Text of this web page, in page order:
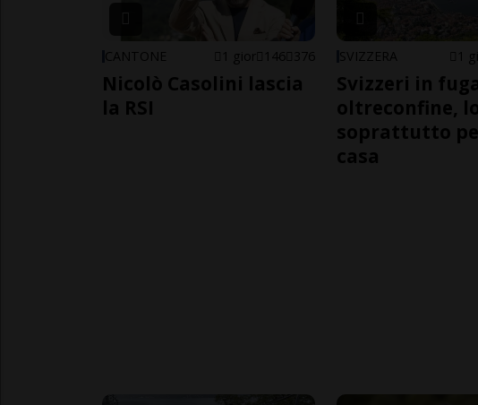
CANTONE 1 gior 146 376
Nicolò Casolini lascia
la RSI
SVIZZERA 1
Svizzeri in
oltreconfine,
soprattutto
casa